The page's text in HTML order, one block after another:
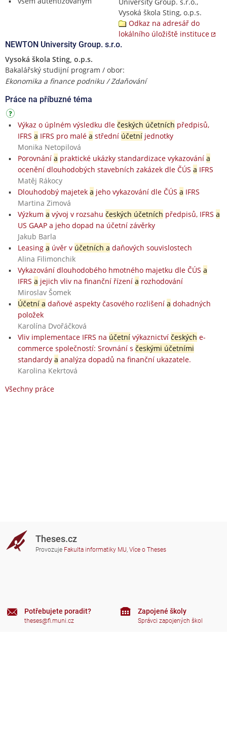
Vysoká škola Sting, o.p.s.
Odkaz na adresář do
lokálního úložiště instituce
NEWTON University Group. s.r.o.
Vysoká škola Sting, o.p.s.
Bakalářský studijní program / obor:
Ekonomika a finance podniku / Zdaňování
Práce na příbuzné téma
Výkaz o úplném výsledku dle českých účetních předpisů,
IFRS a IFRS pro malé a střední účetníjednotky
Monika Netopilová
Porovnání a praktické ukázky standardizace vykazování a
ocenění dlouhodobých stavebních zakázek dle ČÚS a IFRS
Matěj Rákocy
Dlouhodobý majetek a jeho vykazování dle ČÚS a IFRS
Martina Zimová
Výzkum a vývoj v rozsahu českých účetních předpisů, IFRS a
US GAAP a jeho dopad na účetní závěrky
Jakub Barla
Leasing a úvěr v účetních a daňových souvislostech
Alina Filimonchik
Vykazování dlouhodobého hmotného majetku dle ČÚS a
IFRS a jejich vliv na finanční řízení a rozhodování
Miroslav Šomek
Účetní a daňové aspekty časového rozlišení a dohadných
položek
Karolína Dvořáčková
Vliv implementace IFRS na účetnívýkaznictví českých e-
commerce společností: Srovnání s českými účetními
standardy a analýza dopadů na finanční ukazatele.
Karolina Kekrtová
Všechny práce
Theses.cz
Provozuje Fakulta informatiky MU, Více o Theses
Potřebujete poradit?
theses@fi.muni.cz
Zapojené školy
Správci zapojených škol